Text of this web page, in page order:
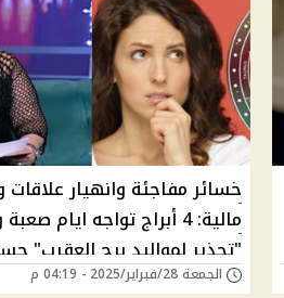
خسائر مفاجئة وانهيار علاقات
مالية: 4 أبراج تواجه
"تحذير لمواليد برج العقرب"
عبير فؤاد يارب متكنش منهم!
الجمعة 28/فبراير/2025 - 04:19 م